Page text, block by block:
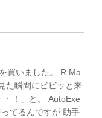
買いました。 R Ma
た瞬間にビビッと来
・！」と。 AutoExe
てるんですが 助手